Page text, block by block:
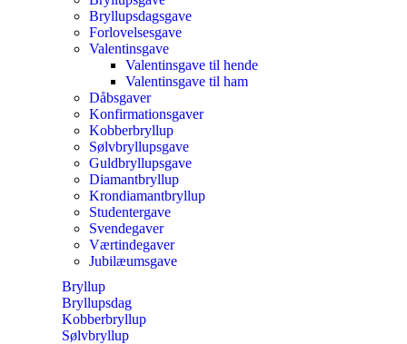
Bryllupsdagsgave
Forlovelsesgave
Valentinsgave
Valentinsgave til hende
Valentinsgave til ham
Dåbsgaver
Konfirmationsgaver
Kobberbryllup
Sølvbryllupsgave
Guldbryllupsgave
Diamantbryllup
Krondiamantbryllup
Studentergave
Svendegaver
Værtindegaver
Jubilæumsgave
Bryllup
Bryllupsdag
Kobberbryllup
Sølvbryllup